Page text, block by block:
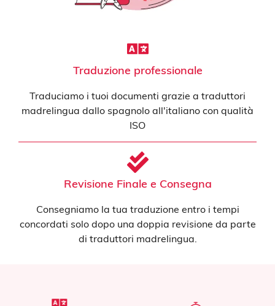
Traduzione professionale
Traduciamo i tuoi documenti grazie a traduttori
madrelingua dallo spagnolo all'italiano con qualità
ISO
Revisione Finale e Consegna
Consegniamo la tua traduzione entro i tempi
concordati solo dopo una doppia revisione da parte
di traduttori madrelingua.